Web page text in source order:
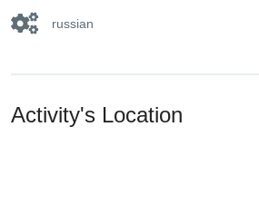
russian
Activity's Location